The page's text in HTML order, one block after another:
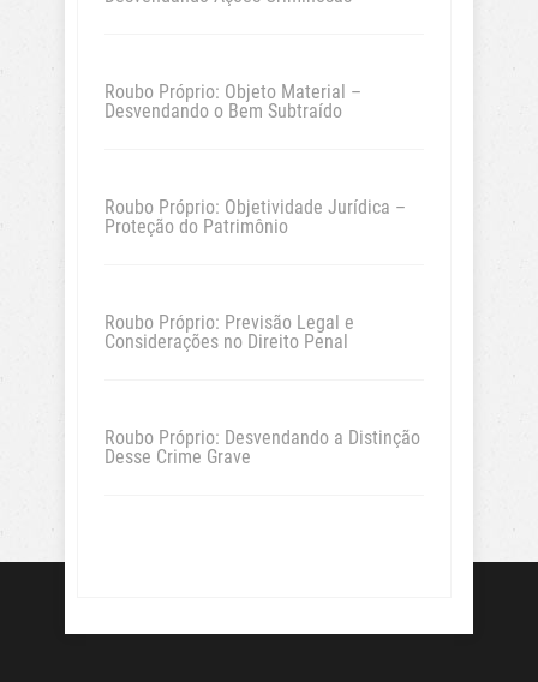
Roubo Próprio: Objeto Material –
Desvendando o Bem Subtraído
Roubo Próprio: Objetividade Jurídica –
Proteção do Patrimônio
Roubo Próprio: Previsão Legal e
Considerações no Direito Penal
Roubo Próprio: Desvendando a Distinção
Desse Crime Grave